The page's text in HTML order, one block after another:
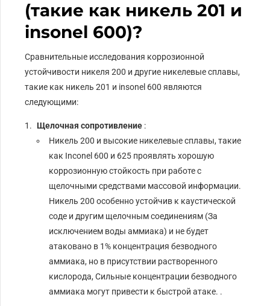
(такие как никель 201 и
insonel 600)?
Сравнительные исследования коррозионной
устойчивости никеля 200 и другие никелевые сплавы,
такие как никель 201 и insonel 600 являются
следующими:
Щелочная сопротивление :
Никель 200 и высокие никелевые сплавы, такие
как Inconel 600 и 625 проявлять хорошую
коррозионную стойкость при работе с
щелочными средствами массовой информации.
Никель 200 особенно устойчив к каустической
соде и другим щелочным соединениям (За
исключением воды аммиака) и не будет
атаковано в 1% концентрация безводного
аммиака, но в присутствии растворенного
кислорода, Сильные концентрации безводного
аммиака могут привести к быстрой атаке. .